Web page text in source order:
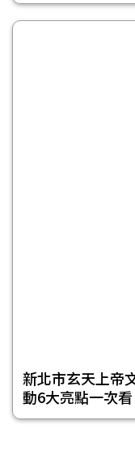
新北市玄天上帝
動6大亮點一次看